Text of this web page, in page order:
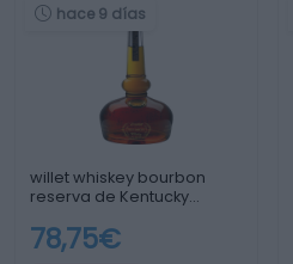
hace 9 días
willet whiskey bourbon
reserva de Kentucky
78,75€